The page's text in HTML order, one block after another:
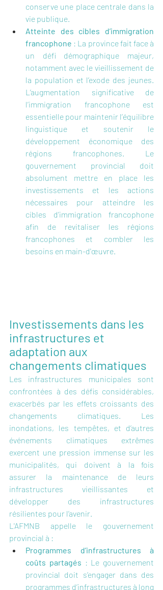
conserve une place centrale dans la
vie publique.
Atteinte des cibles d’immigration
francophone : La province fait face à
un défi démographique majeur,
notamment avec le vieillissement de
la population et l’exode des jeunes.
L’augmentation significative de
l’immigration francophone est
essentielle pour maintenir l’équilibre
linguistique et soutenir le
développement économique des
régions francophones. Le
gouvernement provincial doit
absolument mettre en place les
investissements et les actions
nécessaires pour atteindre les
cibles d’immigration francophone
afin de revitaliser les régions
francophones et combler les
besoins en main-d'œuvre.
Investissements dans les
infrastructures et
adaptation aux
changements climatiques
Les infrastructures municipales sont
confrontées à des défis considérables,
exacerbés par les effets croissants des
changements climatiques. Les
inondations, les tempêtes, et d’autres
événements climatiques extrêmes
exercent une pression immense sur les
municipalités, qui doivent à la fois
assurer la maintenance de leurs
infrastructures vieillissantes et
développer des infrastructures
résilientes pour l’avenir.
L'AFMNB appelle le gouvernement
provincial à :
Programmes d’infrastructures à
coûts partagés : Le gouvernement
provincial doit s’engager dans des
programmes d’infrastructures à long